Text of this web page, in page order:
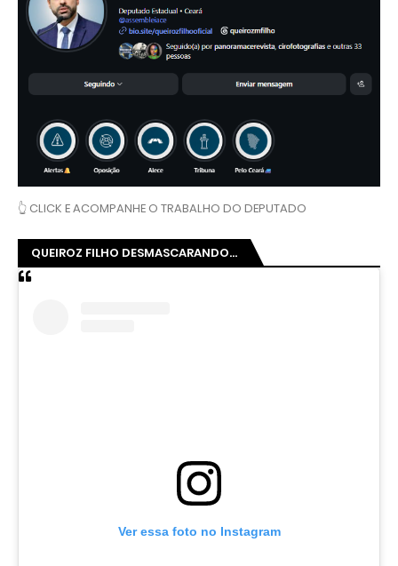
👆 CLICK E ACOMPANHE O TRABALHO DO DEPUTADO
QUEIROZ FILHO DESMASCARANDO...
Ver essa foto no Instagram